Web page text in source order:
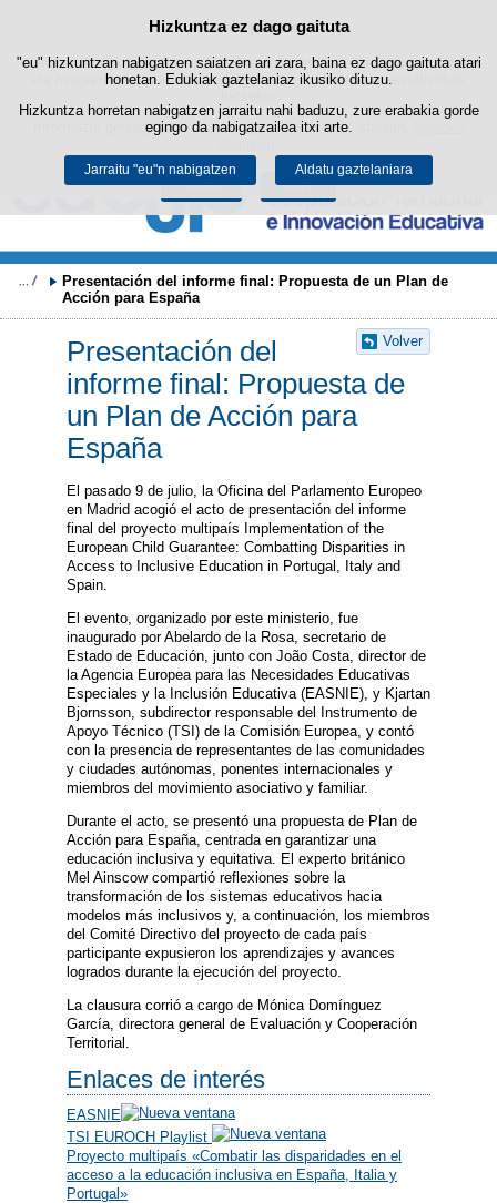
Cookie politika
Webgune honek berezko cookie-ak erabiltzen ditu nabigazioa errazteko
eta hirugarrenen cookie-ak erabilera- eta gogobetetasun-estatistikak
Informazio gehiago lor dezakezu gure "Cookie-ak" atalean,
Onartu Ukatu
Hizkuntza ez dago gaituta
"eu" hizkuntzan nabigatzen saiatzen ari zara, baina ez dago gaituta atari
honetan. Edukiak gaztelaniaz ikusiko dituzu.
Hizkuntza horretan nabigatzen jarraitu nahi baduzu, zure erabakia gorde
egingo da nabigatzailea itxi arte.
Jarraitu "eu"n nabigatzen Aldatu gaztelaniara
Edukira salto egin
Presentación del informe final: Propuesta de un Plan de
Acción para España
Volver
Presentación del
informe final: Propuesta de
un Plan de Acción para
España
El pasado 9 de julio, la Oficina del Parlamento Europeo
en Madrid acogió el acto de presentación del informe
final del proyecto multipaís Implementation of the
European Child Guarantee: Combatting Disparities in
Access to Inclusive Education in Portugal, Italy and
Spain.
El evento, organizado por este ministerio, fue
inaugurado por Abelardo de la Rosa, secretario de
Estado de Educación, junto con João Costa, director de
la Agencia Europea para las Necesidades Educativas
Especiales y la Inclusión Educativa (EASNIE), y Kjartan
Bjornsson, subdirector responsable del Instrumento de
Apoyo Técnico (TSI) de la Comisión Europea, y contó
con la presencia de representantes de las comunidades
y ciudades autónomas, ponentes internacionales y
miembros del movimiento asociativo y familiar.
Durante el acto, se presentó una propuesta de Plan de
Acción para España, centrada en garantizar una
educación inclusiva y equitativa. El experto británico
Mel Ainscow compartió reflexiones sobre la
transformación de los sistemas educativos hacia
modelos más inclusivos y, a continuación, los miembros
del Comité Directivo del proyecto de cada país
participante expusieron los aprendizajes y avances
logrados durante la ejecución del proyecto.
La clausura corrió a cargo de Mónica Domínguez
García, directora general de Evaluación y Cooperación
Territorial.
Enlaces de interés
EASNIE
TSI EUROCH Playlist
Proyecto multipaís «Combatir las disparidades en el
acceso a la educación inclusiva en España, Italia y
Portugal»